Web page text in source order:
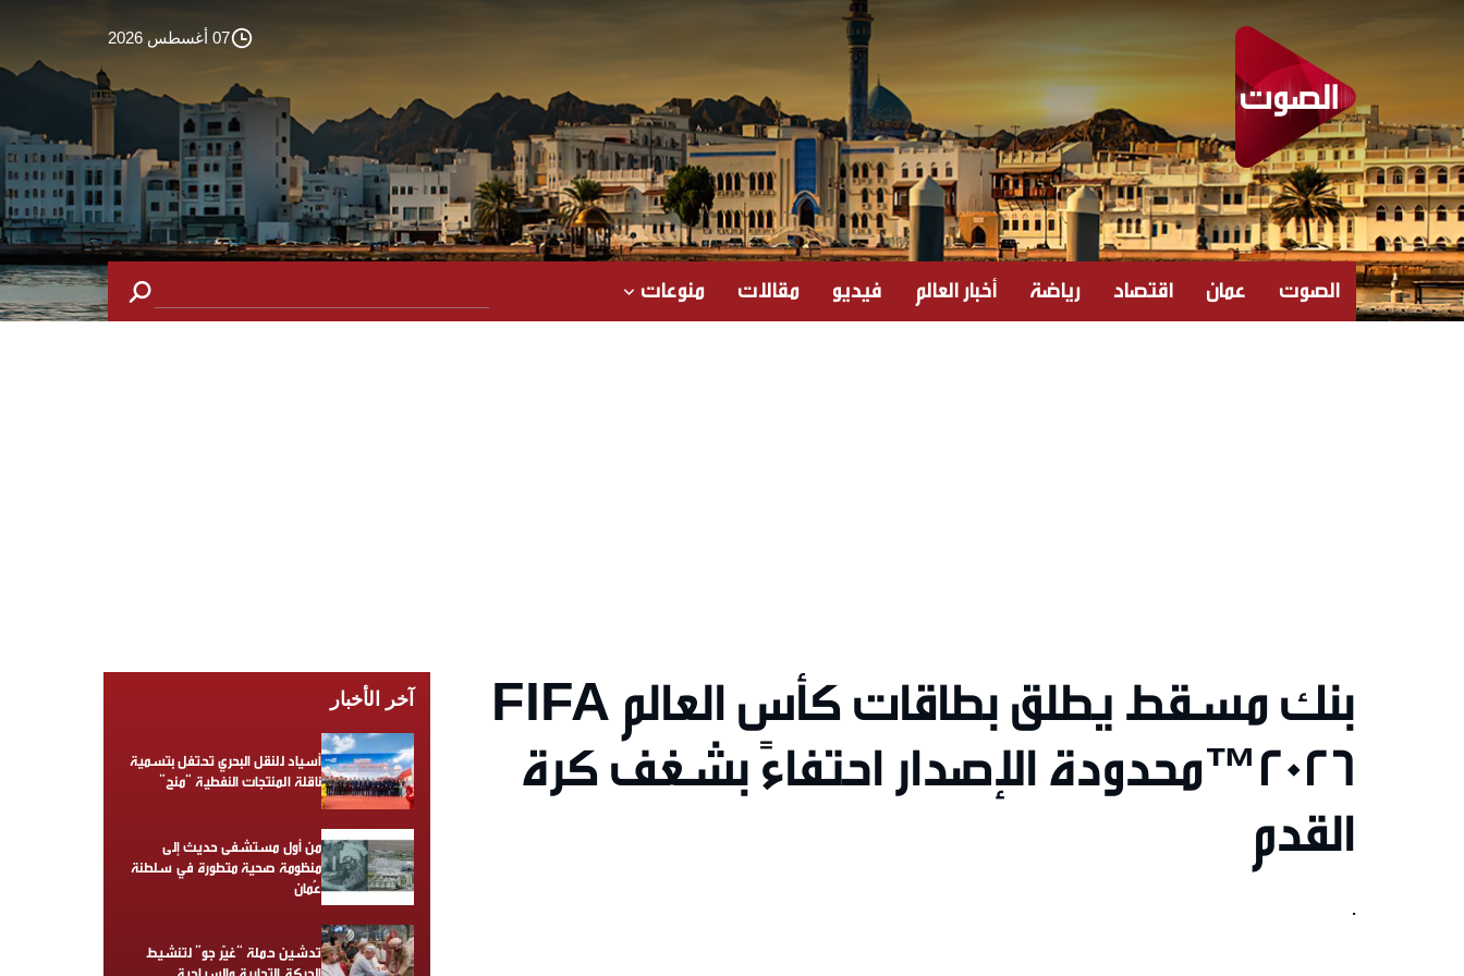
07 أغسطس 2026
الصوت عمان اقتصاد رياضة أخبار العالم فيديو مقالات منوعات
بنك مسقط يطلق بطاقات كأس العالم FIFA
2026™محدودة الإصدار احتفاءً بشغف كرة
القدم
.
آخر الأخبار
أسياد للنقل البحري تحتفل بتسمية
ناقلة المنتجات النفطية “منح”
من أول مستشفى حديث إلى
منظومة صحية متطورة في سلطنة
عُمان
تدشين حملة “غيّر جو” لتنشيط